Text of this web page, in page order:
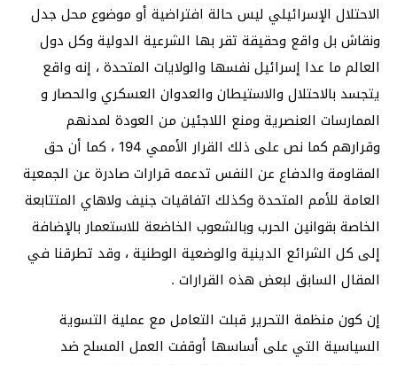
الاحتلال الإسرائيلي ليس حالة افتراضية أو موضوع محل جدل
ونقاش بل واقع وحقيقة تقر بها الشرعية الدولية وكل دول
العالم ما عدا إسرائيل نفسها والولايات المتحدة ، إنه واقع
يتجسد بالاحتلال والاستيطان والعدوان العسكري والحصار و
الممارسات العنصرية ومنع اللاجئين من العودة لمدنهم
وقرارهم كما نص على ذلك القرار الأممي 194 ، كما أن حق
المقاومة والدفاع عن النفس تدعمه قرارات صادرة عن الجمعية
العامة للأمم المتحدة وكذلك اتفاقيات جنيف ولاهاي المتتابعة
الخاصة بقوانين الحرب وبالشعوب الخاضعة للاستعمار بالإضافة
إلى كل الشرائع الدينية والوضعية الوطنية ، وقد تطرقنا في
المقال السابق لبعض هذه القرارات .
إن كون منظمة التحرير قبلت التعامل مع عملية التسوية
السياسية التي على أساسها أوقفت العمل المسلح ضد